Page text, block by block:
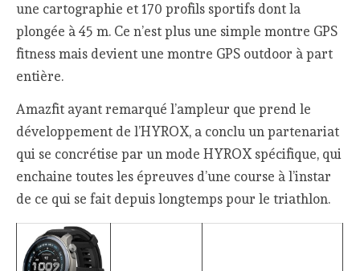
une cartographie et 170 profils sportifs dont la
plongée à 45 m. Ce n’est plus une simple montre GPS
fitness mais devient une montre GPS outdoor à part
entière.
Amazfit ayant remarqué l’ampleur que prend le
développement de l’HYROX, a conclu un partenariat
qui se concrétise par un mode HYROX spécifique, qui
enchaine toutes les épreuves d’une course à l’instar
de ce qui se fait depuis longtemps pour le triathlon.